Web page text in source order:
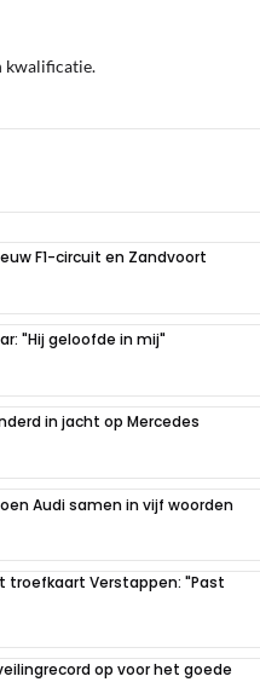
kwalificatie.
F1-circuit en Zandvoort
"Hij geloofde in mij"
in jacht op Mercedes
Audi samen in vijf woorden
troefkaart Verstappen: "Past
op voor het goede